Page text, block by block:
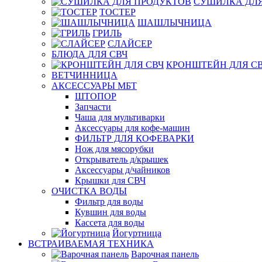
ТОСТЕР
ШАШЛЫЧНИЦА
ГРИЛЬ
СЛАЙСЕР
БЛЮДА ДЛЯ СВЧ
КРОНШТЕЙН ДЛЯ
ВЕТЧИННИЦА
АКСЕССУАРЫ МБТ
ШТОПОР
Запчасти
Чаша для мультиварки
Аксессуары для кофе-машин
ФИЛЬТР ДЛЯ КОФЕВАРКИ
Нож для мясорубки
Открыватель д/крышек
Аксессуары д/чайников
Крышки для СВЧ
ОЧИСТКА ВОДЫ
Фильтр для воды
Кувшин для воды
Кассета для воды
Йогуртница
ВСТРАИВАЕМАЯ ТЕХНИКА
Варочная панель